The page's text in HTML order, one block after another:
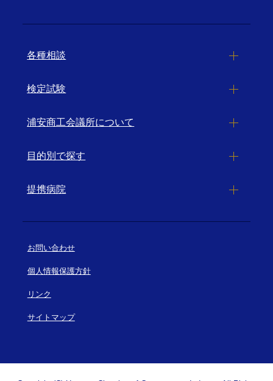
各種相談
検定試験
浦安商工会議所について
目的別で探す
提携病院
お問い合わせ
個人情報保護方針
リンク
サイトマップ